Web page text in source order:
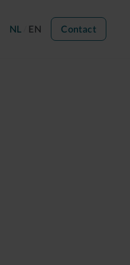
NL EN Contact